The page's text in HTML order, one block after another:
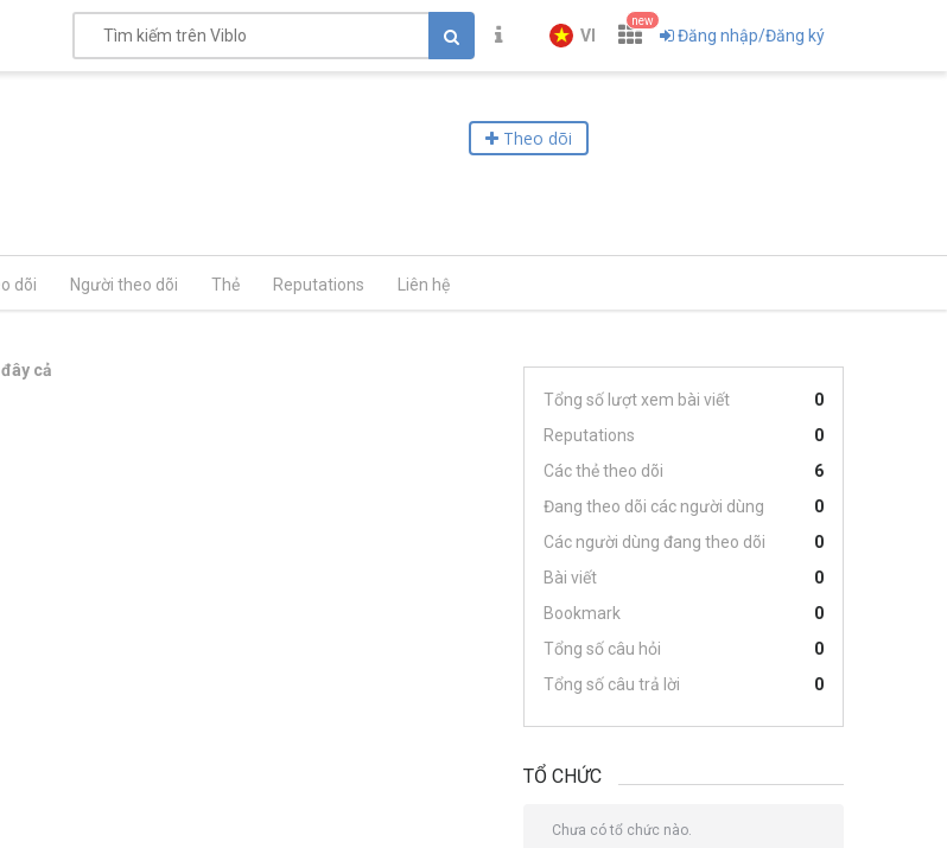
VI
new
Đăng nhập/Đăng ký
Theo dõi
dõi Người theo dõi Thẻ Reputations Liên hệ
cả
Tổng số lượt xem bài viết
0
Reputations
0
Các thẻ theo dõi
6
Đang theo dõi các người dùng
0
Các người dùng đang theo dõi
0
Bài viết
0
Bookmark
0
Tổng số câu hỏi
0
Tổng số câu trả lời
0
TỔ CHỨC
Chưa có tổ chức nào.